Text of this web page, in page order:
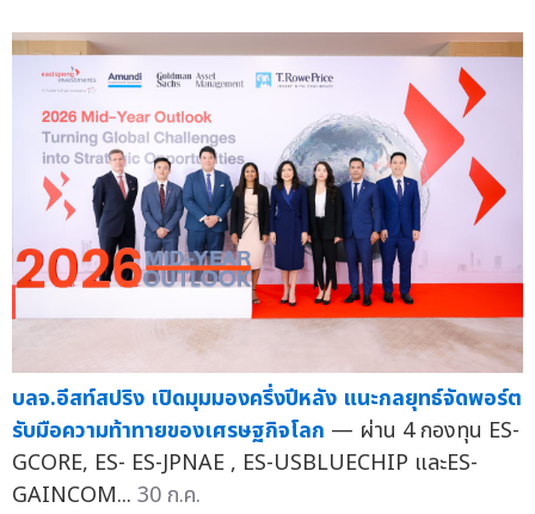
บลจ.อีสท์สปริง เปิดมุมมองครึ่งปีหลัง แนะกลยุทธ์จัดพอร์ต
รับมือความท้าทายของเศรษฐกิจโลก — ผ่าน 4 กองทุน ES-
GCORE, ES- ES-JPNAE , ES-USBLUECHIP และES-
GAINCOM... 30 ก.ค.